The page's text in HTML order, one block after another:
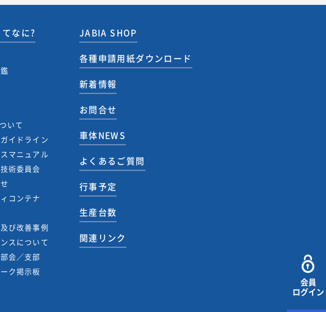
会員
ログイン
なに?
いて
イドライン
マニュアル
術委員会
コンテナ
び改善事例
スについて
会／支部
ク掲示板
JABIA SHOP
各種申請用紙ダウンロード
新着情報
お問合せ
車体NEWS
よくあるご質問
行事予定
生産台数
関連リンク